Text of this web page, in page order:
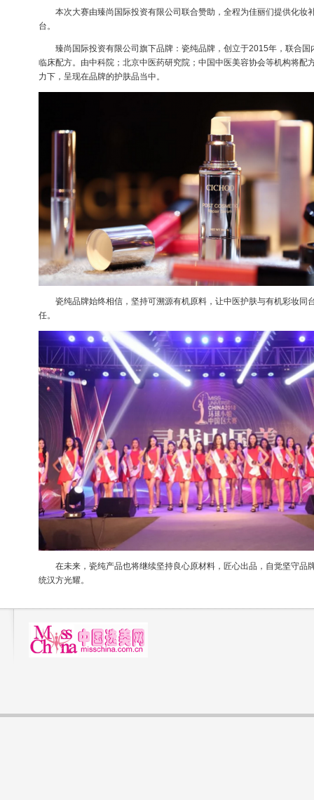
本次大赛由臻尚国际投资有限公司联合赞助，全程为佳丽们提供化妆
台。
臻尚国际投资有限公司旗下品牌：瓷纯品牌，创立于2015年，联合国
临床配方。由中科院；北京中医药研究院；中国中医美容协会等机构将配
力下，呈现在品牌的护肤品当中。
瓷纯品牌始终相信，坚持可溯源有机原料，让中医护肤与有机彩妆同
任。
在未来，瓷纯产品也将继续坚持良心原材料，匠心出品，自觉坚守品
统汉方光耀。